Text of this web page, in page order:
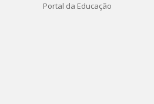
Portal da Educação